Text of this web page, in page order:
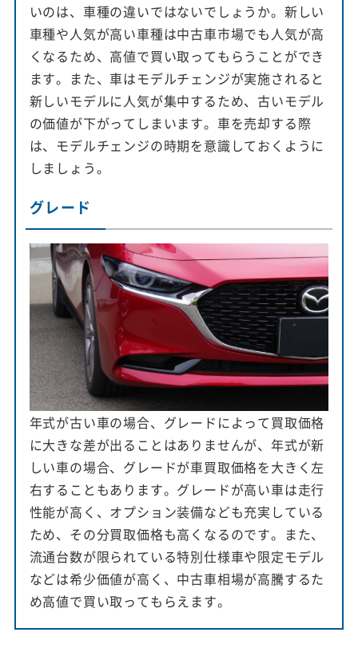
いのは、車種の違いではないでしょうか。新しい
車種や人気が高い車種は中古車市場でも人気が高
くなるため、高値で買い取ってもらうことができ
ます。また、車はモデルチェンジが実施されると
新しいモデルに人気が集中するため、古いモデル
の価値が下がってしまいます。車を売却する際
は、モデルチェンジの時期を意識しておくように
しましょう。
グレード
年式が古い車の場合、グレードによって買取価格
に大きな差が出ることはありませんが、年式が新
しい車の場合、グレードが車買取価格を大きく左
右することもあります。グレードが高い車は走行
性能が高く、オプション装備なども充実している
ため、その分買取価格も高くなるのです。また、
流通台数が限られている特別仕様車や限定モデル
などは希少価値が高く、中古車相場が高騰するた
め高値で買い取ってもらえます。